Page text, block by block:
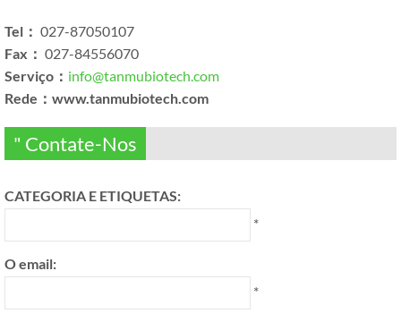
Tel： 027-87050107
Fax： 027-84556070
Serviço： info@tanmubiotech.com
Rede：www.tanmubiotech.com
" Contate-Nos
CATEGORIA E ETIQUETAS:
*
O email:
*